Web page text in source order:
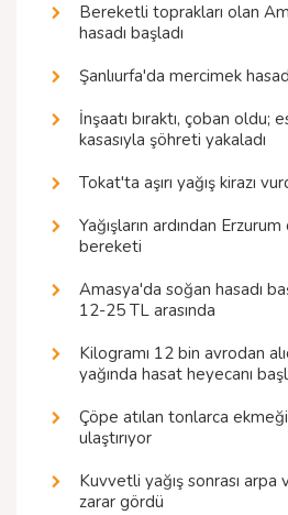
Bereketli toprakları olan
hasadı başladı
Şanlıurfa'da mercimek
İnşaatı bıraktı, çoban oldu;
kasasıyla şöhreti yakaladı
Tokat'ta aşırı yağış kirazı
Yağışların ardından
bereketi
Amasya'da soğan hasadı
12-25 TL arasında
Kilogramı 12 bin avrodan
yağında hasat heyecanı
Çöpe atılan tonlarca
ulaştırıyor
Kuvvetli yağış sonrası
zarar gördü